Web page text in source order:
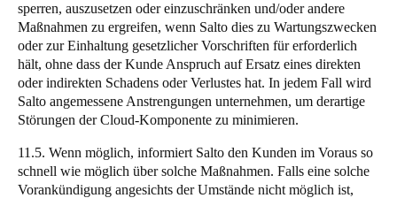
sperren, auszusetzen oder einzuschränken und/oder andere
Maßnahmen zu ergreifen, wenn Salto dies zu Wartungszwecken
oder zur Einhaltung gesetzlicher Vorschriften für erforderlich
hält, ohne dass der Kunde Anspruch auf Ersatz eines direkten
oder indirekten Schadens oder Verlustes hat. In jedem Fall wird
Salto angemessene Anstrengungen unternehmen, um derartige
Störungen der Cloud-Komponente zu minimieren.
11.5. Wenn möglich, informiert Salto den Kunden im Voraus so
schnell wie möglich über solche Maßnahmen. Falls eine solche
Vorankündigung angesichts der Umstände nicht möglich ist,